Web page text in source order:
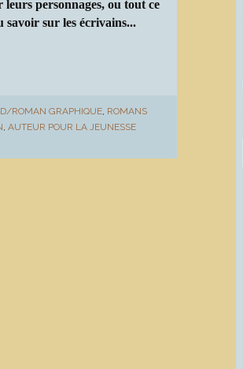
personnages, ou tout ce
savoir sur les écrivains...
ROMAN GRAPHIQUE, ROMANS
, AUTEUR POUR LA JEUNESSE